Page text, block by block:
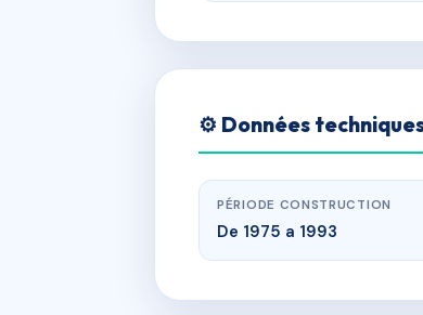
⚙️ Données
PÉRIODE CONSTRUCTION
De 1975 a 1993